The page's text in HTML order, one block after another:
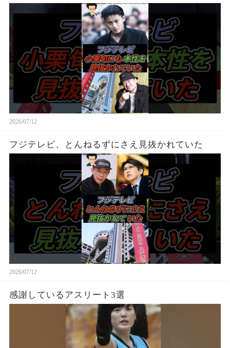
2026/07/12
フジテレビ、とんねるずにさえ見抜かれていた
2026/07/12
感謝しているアスリート3選